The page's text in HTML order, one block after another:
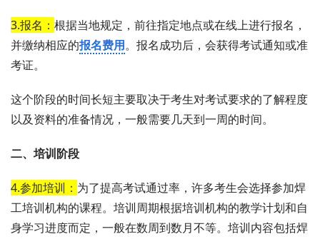
3.报名： 根据当地规定，前往指定地点或在线上进行报名，
并缴纳相应的报名费用。报名成功后，会获得考试通知或准
考证。
这个阶段的时间长短主要取决于考生对考试要求的了解程度
以及资料的准备情况，一般需要几天到一周的时间。
二、培训阶段
4.参加培训： 为了提高考试通过率，许多考生会选择参加焊
工培训机构的课程。培训周期根据培训机构的教学计划和自
身学习进度而定，一般在数周到数月不等。培训内容包括焊